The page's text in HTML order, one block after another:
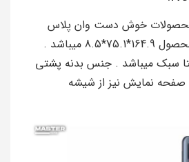
محصولات خوش دست وان پلاس
میباشد . ابعاد این محصول 164.9*75.1*8.5 میباشد .
نسبتا سبک میباشد . جنس بدنه پشتی
صفحه نمایش نیز از شیشه